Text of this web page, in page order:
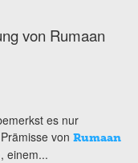
von Rumaan
es nur
von Rumaan
, einem...